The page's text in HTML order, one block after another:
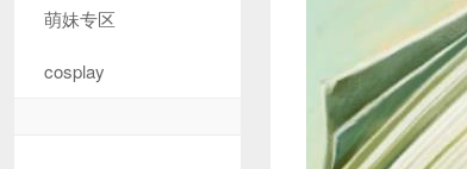
萌妹专区
cosplay